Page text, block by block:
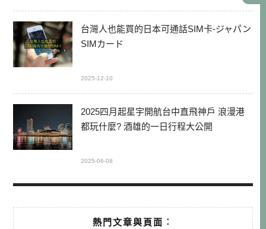
台灣人也能買的日本可通話SIM卡-ジャパン
SIMカード
2025-12-10
2025四月起星宇開航台中直飛神戶 浪漫港
都玩什麼? 酒雄的一日行程大公開
2025-06-08
熱門文章與頁面︰